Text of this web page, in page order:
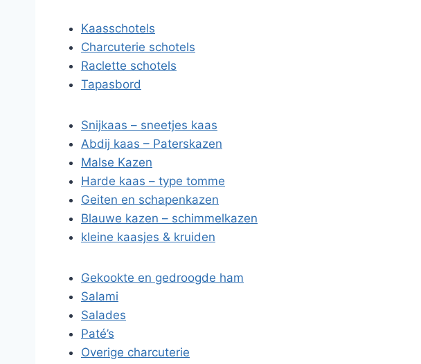
Kaasschotels
Charcuterie schotels
Raclette schotels
Tapasbord
Snijkaas – sneetjes kaas
Abdij kaas – Paterskazen
Malse Kazen
Harde kaas – type tomme
Geiten en schapenkazen
Blauwe kazen – schimmelkazen
kleine kaasjes & kruiden
Gekookte en gedroogde ham
Salami
Salades
Paté’s
Overige charcuterie